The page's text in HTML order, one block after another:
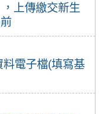
上傳繳交新生
電子檔(填寫基